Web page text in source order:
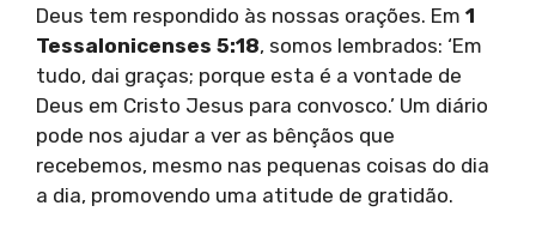
Deus tem respondido às nossas orações. Em 1
Tessalonicenses 5:18, somos lembrados: ‘Em
tudo, dai graças; porque esta é a vontade de
Deus em Cristo Jesus para convosco.’ Um diário
pode nos ajudar a ver as bênçãos que
recebemos, mesmo nas pequenas coisas do dia
a dia, promovendo uma atitude de gratidão.